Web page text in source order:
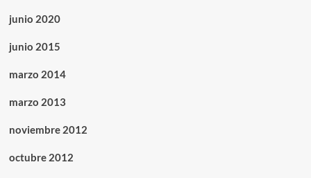
junio 2020
junio 2015
marzo 2014
marzo 2013
noviembre 2012
octubre 2012